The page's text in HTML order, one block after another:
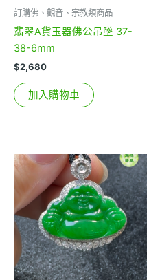
訂購佛、觀音、宗教類商品
翡翠A貨玉器佛公吊墜 37-
38-6mm
$2,680
加入購物車